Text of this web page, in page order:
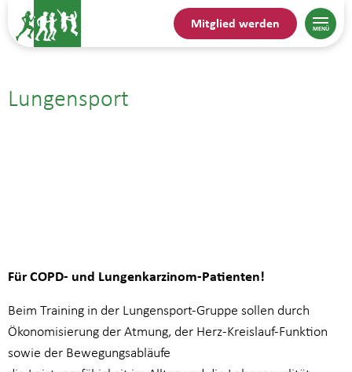
Mitglied werden
Lungensport
27.01.| 16:30 bis
Für COPD- und Lungenkarzinom-Patienten!
Beim Training in der Lungensport-Gruppe sollen durch
Ökonomisierung der Atmung, der Herz-Kreislauf-Funktion
sowie der Bewegungsabläufe